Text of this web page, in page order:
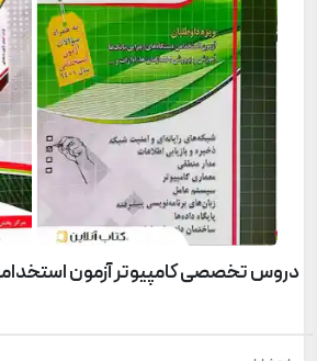
دروس تخصصی کامپیوتر آزمون